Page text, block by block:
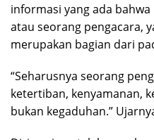
informasi yang ada
atau seorang pengacara,
merupakan bagian dari
“Seharusnya seorang
ketertiban, kenyamanan,
bukan kegaduhan.”